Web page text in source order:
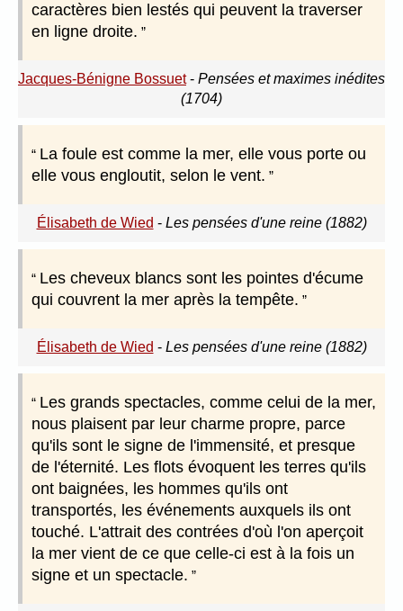
caractères bien lestés qui peuvent la traverser
en ligne droite.
Jacques-Bénigne Bossuet- Pensées et maximes inédites
(1704)
La foule est comme la mer, elle vous porte ou
elle vous engloutit, selon le vent.
Élisabeth de Wied - Les pensées d'une reine (1882)
Les cheveux blancs sont les pointes d'écume
qui couvrent la mer après la tempête.
Élisabeth de Wied - Les pensées d'une reine (1882)
Les grands spectacles, comme celui de la mer,
nous plaisent par leur charme propre, parce
qu'ils sont le signe de l'immensité, et presque
de l'éternité. Les flots évoquent les terres qu'ils
ont baignées, les hommes qu'ils ont
transportés, les événements auxquels ils ont
touché. L'attrait des contrées d'où l'on aperçoit
la mer vient de ce que celle-ci est à la fois un
signe et un spectacle.